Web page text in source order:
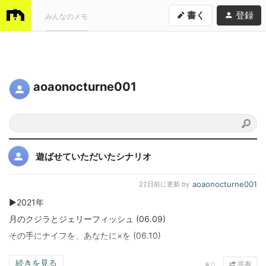
みんなのメモ 書く 登録
aoaonocturne001
遊ばせていただいたシナリオ
22日前に更新 by aoaonocturne001
0 共有
▶2021年
月のクジラとジェリーフィッシュ (06.09)
その手にナイフを、あなたに×を (06.10)
続きを見る